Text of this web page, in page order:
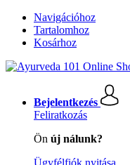
Navigációhoz
Tartalomhoz
Kosárhoz
Bejelentkezés
Feliratkozás
Ön új nálunk?
Ügyfélfiók nyitása